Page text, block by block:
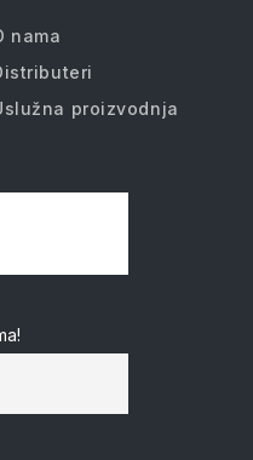
nama
proizvodnja